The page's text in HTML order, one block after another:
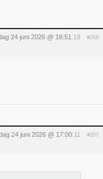
24 juni 2026 @ 16:51 :18 #206
24 juni 2026 @ 17:00:11 #207